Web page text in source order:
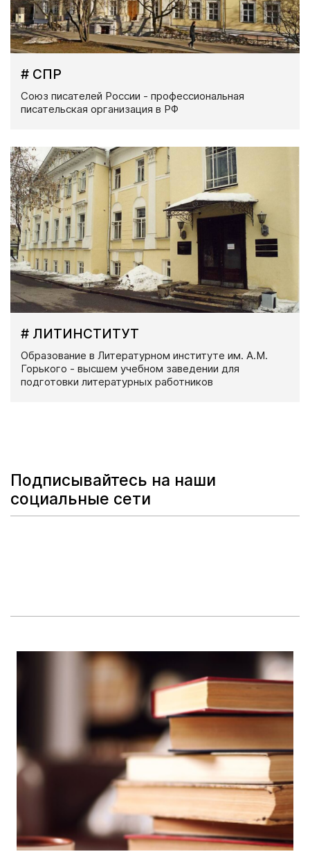
# СПР
Союз писателей России - профессиональная
писательская организация в РФ
# ЛИТИНСТИТУТ
Образование в Литературном институте им. А.М.
Горького - высшем учебном заведении для
подготовки литературных работников
Подписывайтесь на наши
социальные сети